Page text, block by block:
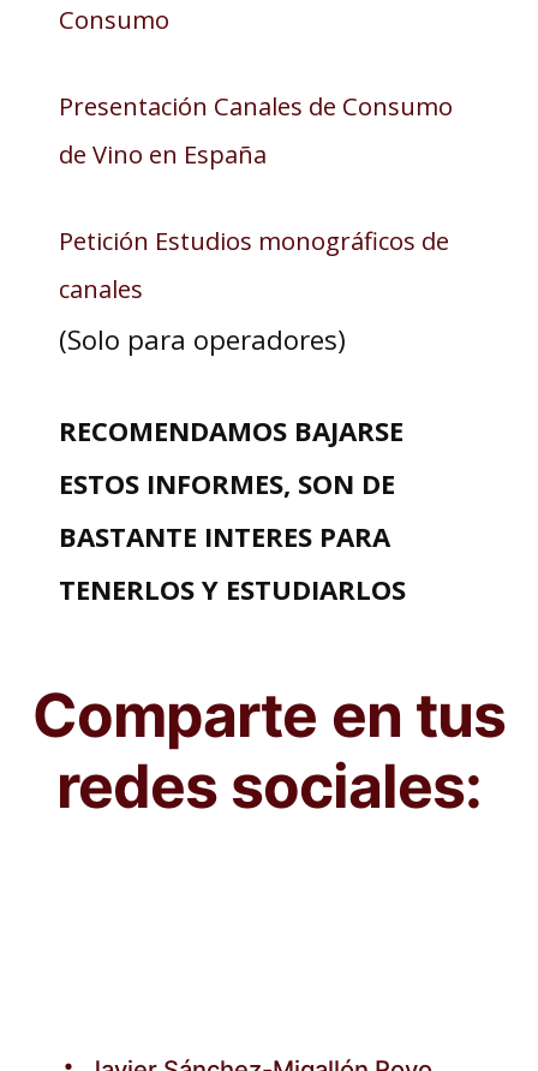
Consumo
Presentación Canales de Consumo
de Vino en España
Petición Estudios monográficos de
canales
(Solo para operadores)
RECOMENDAMOS BAJARSE
ESTOS INFORMES, SON DE
BASTANTE INTERES PARA
TENERLOS Y ESTUDIARLOS
Comparte en tus
redes sociales: